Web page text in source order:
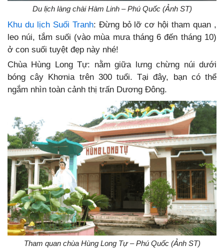
Du lịch làng chài Hàm Linh – Phú Quốc (Ảnh ST)
Khu du lịch Suối Tranh: Đừng bỏ lỡ cơ hội tham quan ,
leo núi, tắm suối (vào mùa mưa tháng 6 đến tháng 10)
ở con suối tuyệt đẹp này nhé!
Chùa Hùng Long Tự: nằm giữa lưng chừng núi dưới
bóng cây Khơnia trên 300 tuổi. Tại đây, bạn có thể
ngắm nhìn toàn cảnh thị trấn Dương Đông.
Tham quan chùa Hùng Long Tự – Phú Quốc (Ảnh ST)